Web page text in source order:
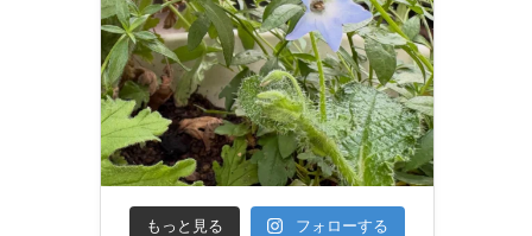
もっと見る フォローする